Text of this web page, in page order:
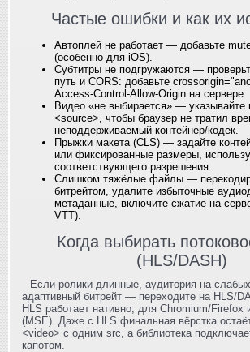
Частые ошибки и как их
Автоплей не работает — добавьте
(особенно для iOS).
Субтитры не подгружаются —
путь и CORS: добавьте
Access-Control-Allow-Origin на сервере.
Видео «не выбирается» — указывайте
<source>, чтобы браузер не тратил
неподдерживаемый контейнер/кодек.
Прыжки макета (CLS) — задайте
или фиксированные размеры,
соответствующего разрешения.
Слишком тяжёлые файлы —
битрейтом, удалите избыточные
метаданные, включите сжатие на
VTT).
Когда выбирать
(HLS/DASH)
Если ролики длинные, аудитория на
адаптивный битрейт — переходите на HLS/
HLS работает нативно; для Chromium/Firefox
(MSE). Даже с HLS финальная вёрстка
<video> c одним src, а библиотека
капотом.